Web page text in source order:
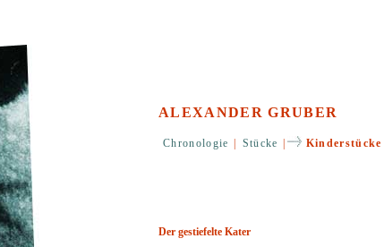
ALEXANDER GRUBER
Chronologie Stücke Kinderstücke
Der gestiefelte Kater